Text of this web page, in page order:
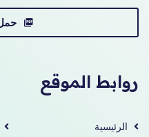
روابط الموقع
الرئيسية